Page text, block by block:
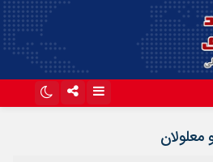
معلولان